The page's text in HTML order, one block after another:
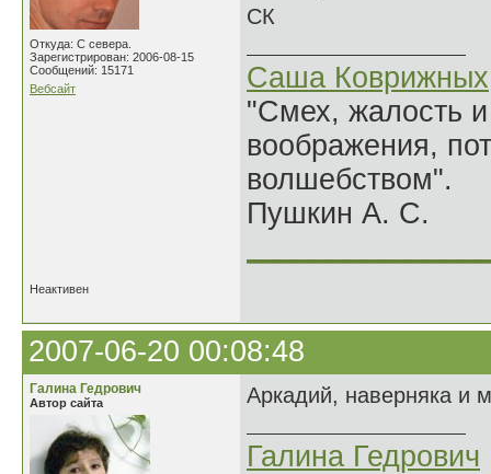
Откуда: С севера.
Зарегистрирован: 2006-08-15
Сообщений: 15171
Вебсайт
СК
Саша Коврижных
"Смех, жалость
воображения,
волшебством".
Пушкин А. С.
Неактивен
2007-06-20 00:08:48
Галина Гедрович
Автор сайта Аркадий, наверняка и
Галина Гедрович